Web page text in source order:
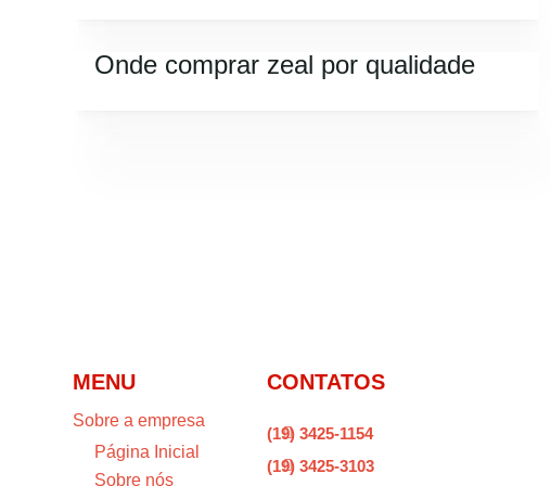
Onde comprar zeal por qualidade
MENU
Sobre a empresa
Página Inicial
Sobre nós
CONTATOS

(19) 3425-1154

(19) 3425-3103